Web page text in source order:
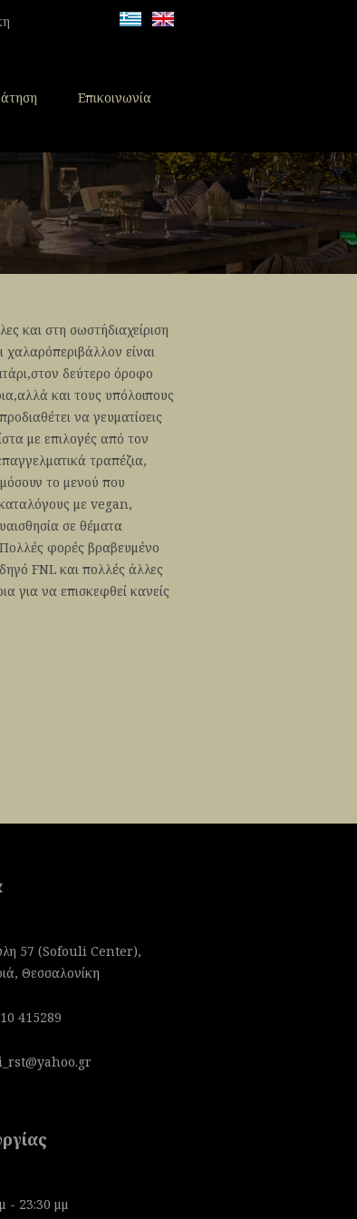
Επικοινωνία
και στη σωστήδιαχείριση
χαλαρόπεριβάλλον είναι
δεύτερο όροφο
και τους υπόλοιπους
να γευματίσεις
με επιλογές από τον
τραπέζια,
το μενού που
καταλόγους με vegan,
σε θέματα
φορές βραβευμένο
FNL και πολλές άλλες
για να επισκεφθεί κανείς
57 (Sofouli Center),
Θεσσαλονίκη
415289
- 23:30 μμ